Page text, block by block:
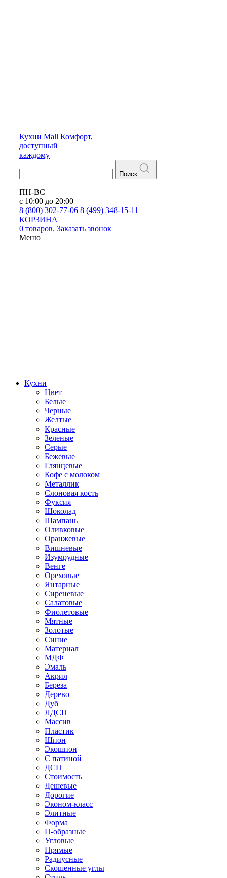
Кухни Mall Комфорт,
доступный
каждому
Поиск
ПН-ВС
с 10:00 до 20:00
8 (800) 302-77-06 8 (499) 348-15-11
КОРЗИНА
0 товаров. Заказать звонок
Меню
Кухни
Цвет
Белые
Черные
Желтые
Красные
Зеленые
Серые
Бежевые
Глянцевые
Кофе с молоком
Металлик
Слоновая кость
Фуксия
Шоколад
Шампань
Оливковые
Оранжевые
Вишневые
Изумрудные
Венге
Ореховые
Янтарные
Сиреневые
Салатовые
Фиолетовые
Мятные
Золотые
Синие
Материал
МДФ
Эмаль
Акрил
Береза
Дерево
Дуб
ЛДСП
Массив
Пластик
Шпон
Экошпон
С патиной
ДСП
Стоимость
Дешевые
Дорогие
Эконом-класс
Элитные
Форма
П-образные
Угловые
Прямые
Радиусные
Скошенные углы